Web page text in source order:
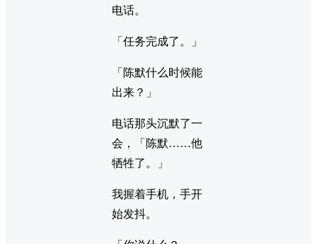
电话。
「任务完成了。」
「陈默什么时候能
出来？」
电话那头沉默了一
会，「陈默……他
牺牲了。」
我握着手机，手开
始发抖。